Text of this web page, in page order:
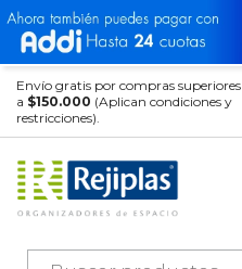
Envío gratis por compras superiores
a $150.000 (Aplican condiciones y
restricciones).
Búsqueda